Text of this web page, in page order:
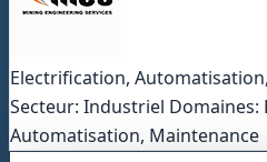
Electrification,
Secteur: Industriel Domaines:
Automatisation, Maintenance